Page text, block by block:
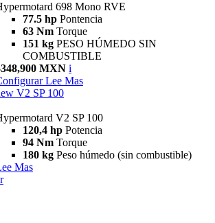
698 Mono RVE
77.5 hp Pontencia
63 Nm Torque
151 kg PESO HÚMEDO SIN
COMBUSTIBLE
MXN i
Lee Mas
V2 SP 100
V2 SP 100
120,4 hp Potencia
94 Nm Torque
180 kg Peso húmedo (sin combustible)
Mas